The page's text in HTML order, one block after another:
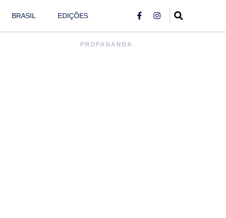
BRASIL EDIÇÕES
PROPAGANDA